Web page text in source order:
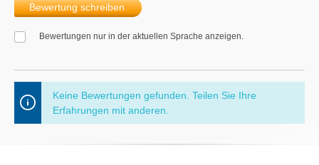
Bewertung schreiben
Bewertungen nur in der aktuellen Sprache anzeigen.
Keine Bewertungen gefunden. Teilen Sie Ihre
Erfahrungen mit anderen.